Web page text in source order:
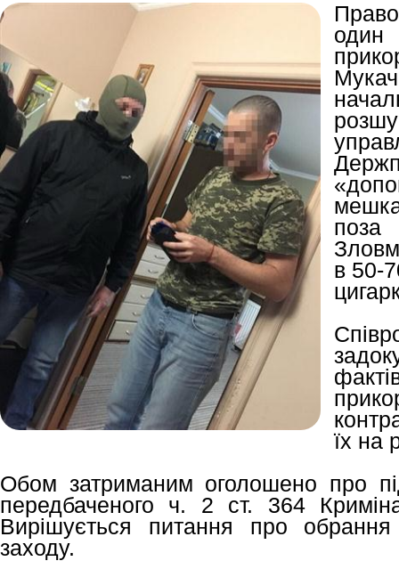
один
в 50-
їх на
Обом затриманим оголошено про
передбаченого ч. 2 ст. 364
Вирішується питання про обрання
заходу.